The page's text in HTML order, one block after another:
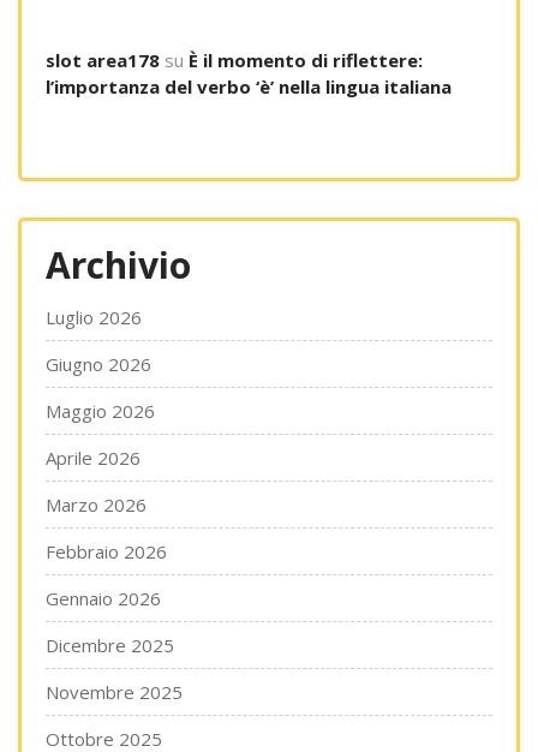
slot area178 su È il momento di riflettere:
l’importanza del verbo ‘è’ nella lingua italiana
Archivio
Luglio 2026
Giugno 2026
Maggio 2026
Aprile 2026
Marzo 2026
Febbraio 2026
Gennaio 2026
Dicembre 2025
Novembre 2025
Ottobre 2025